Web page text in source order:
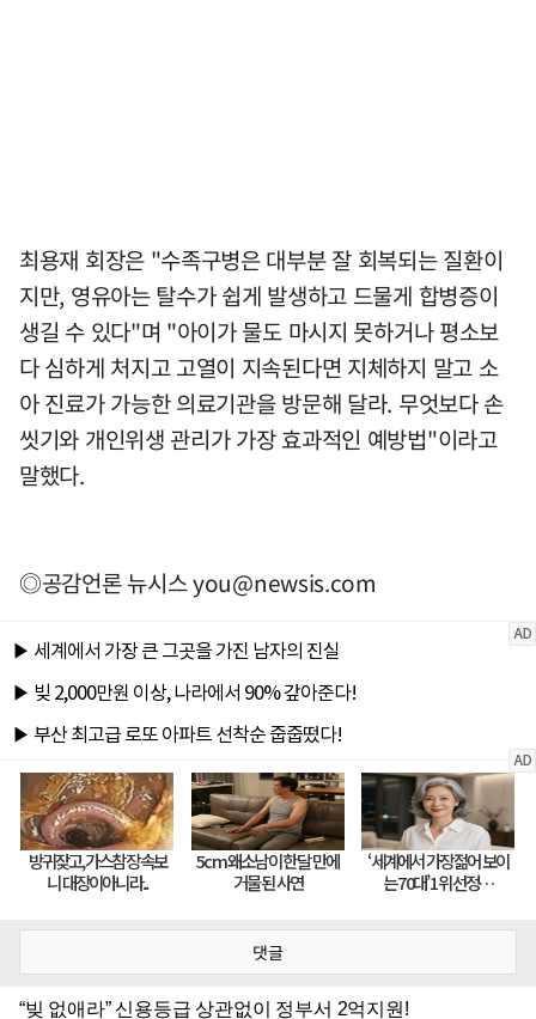
최용재 회장은 "수족구병은 대부분 잘 회복되는 질환이
지만, 영유아는 탈수가 쉽게 발생하고 드물게 합병증이
생길 수 있다"며 "아이가 물도 마시지 못하거나 평소보
다 심하게 처지고 고열이 지속된다면 지체하지 말고 소
아 진료가 가능한 의료기관을 방문해 달라. 무엇보다 손
씻기와 개인위생 관리가 가장 효과적인 예방법"이라고
말했다.
◎공감언론 뉴시스you@newsis.com
댓글